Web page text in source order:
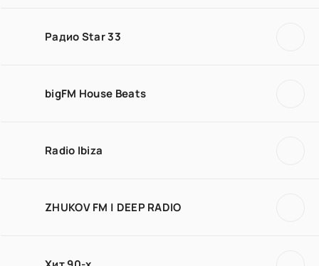
Радио Star 33
bigFM House Beats
Radio Ibiza
ZHUKOV FM | DEEP RADIO